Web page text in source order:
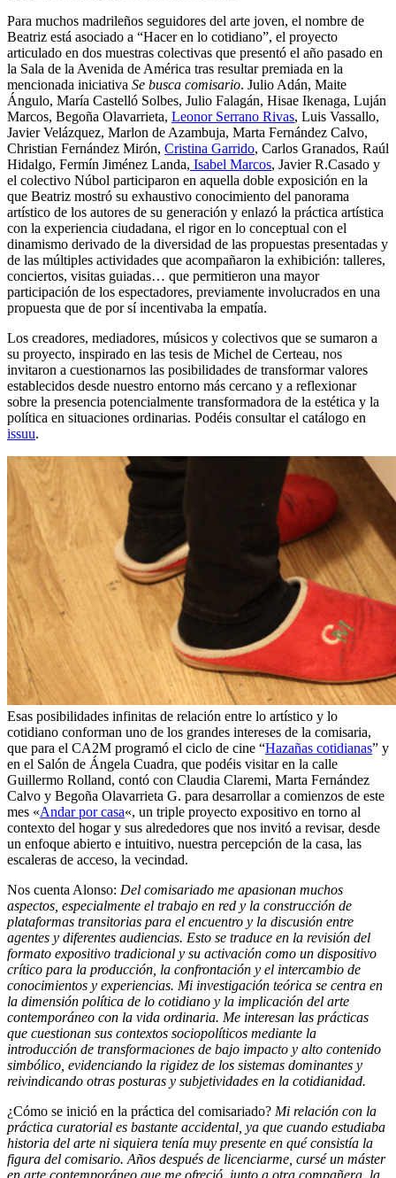
Para muchos madrileños seguidores del arte joven, el nombre de
Beatriz está asociado a “Hacer en lo cotidiano”, el proyecto
articulado en dos muestras colectivas que presentó el año pasado en
la Sala de la Avenida de América tras resultar premiada en la
mencionada iniciativa Se busca comisario. Julio Adán, Maite
Ángulo, María Castelló Solbes, Julio Falagán, Hisae Ikenaga, Luján
Marcos, Begoña Olavarrieta, Leonor Serrano Rivas, Luis Vassallo,
Javier Velázquez, Marlon de Azambuja, Marta Fernández Calvo,
Christian Fernández Mirón, Cristina Garrido, Carlos Granados, Raúl
Hidalgo, Fermín Jiménez Landa, Isabel Marcos, Javier R.Casado y
el colectivo Núbol participaron en aquella doble exposición en la
que Beatriz mostró su exhaustivo conocimiento del panorama
artístico de los autores de su generación y enlazó la práctica artística
con la experiencia ciudadana, el rigor en lo conceptual con el
dinamismo derivado de la diversidad de las propuestas presentadas y
de las múltiples actividades que acompañaron la exhibición: talleres,
conciertos, visitas guiadas… que permitieron una mayor
participación de los espectadores, previamente involucrados en una
propuesta que de por sí incentivaba la empatía.
Los creadores, mediadores, músicos y colectivos que se sumaron a
su proyecto, inspirado en las tesis de Michel de Certeau, nos
invitaron a cuestionarnos las posibilidades de transformar valores
establecidos desde nuestro entorno más cercano y a reflexionar
sobre la presencia potencialmente transformadora de la estética y la
política en situaciones ordinarias. Podéis consultar el catálogo en
issuu.
Esas posibilidades infinitas de relación entre lo artístico y lo
cotidiano conforman uno de los grandes intereses de la comisaria,
que para el CA2M programó el ciclo de cine “Hazañas cotidianas” y
en el Salón de Ángela Cuadra, que podéis visitar en la calle
Guillermo Rolland, contó con Claudia Claremi, Marta Fernández
Calvo y Begoña Olavarrieta G. para desarrollar a comienzos de este
mes «Andar por casa«, un triple proyecto expositivo en torno al
contexto del hogar y sus alrededores que nos invitó a revisar, desde
un enfoque abierto e intuitivo, nuestra percepción de la casa, las
escaleras de acceso, la vecindad.
Nos cuenta Alonso: Del comisariado me apasionan muchos
aspectos, especialmente el trabajo en red y la construcción de
plataformas transitorias para el encuentro y la discusión entre
agentes y diferentes audiencias. Esto se traduce en la revisión del
formato expositivo tradicional y su activación como un dispositivo
crítico para la producción, la confrontación y el intercambio de
conocimientos y experiencias. Mi investigación teórica se centra en
la dimensión política de lo cotidiano y la implicación del arte
contemporáneo con la vida ordinaria. Me interesan las prácticas
que cuestionan sus contextos sociopolíticos mediante la
introducción de transformaciones de bajo impacto y alto contenido
simbólico, evidenciando la rigidez de los sistemas dominantes y
reivindicando otras posturas y subjetividades en la cotidianidad.
¿Cómo se inició en la práctica del comisariado? Mi relación con la
práctica curatorial es bastante accidental, ya que cuando estudiaba
historia del arte ni siquiera tenía muy presente en qué consistía la
figura del comisario. Años después de licenciarme, cursé un máster